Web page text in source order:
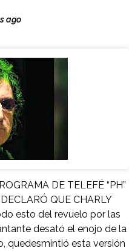
ago
DE TELEFÉ “PH”
QUE CHARLY
esto del revuelo por las
desató el enojo de la
quedesmintió esta versión